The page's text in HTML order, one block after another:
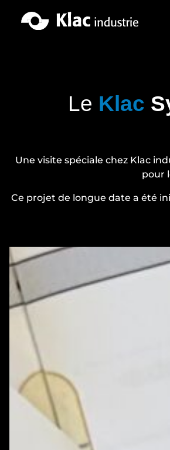
contenu
Le Klac
Une visite spéciale chez Klac
pour
Ce projet de longue date a été